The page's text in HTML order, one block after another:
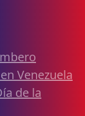
Venezuela
de la